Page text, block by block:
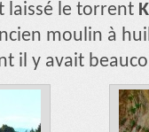
laissé le torrent
moulin à
il y avait